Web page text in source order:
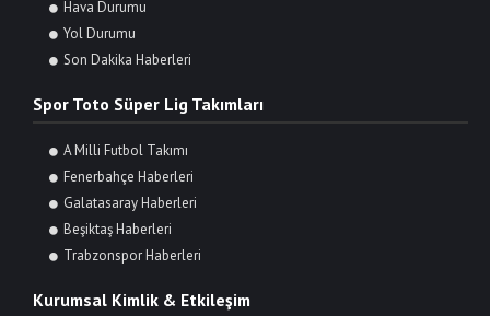
Hava Durumu
Yol Durumu
Son Dakika Haberleri
Spor Toto Süper Lig Takımları
A Milli Futbol Takımı
Fenerbahçe Haberleri
Galatasaray Haberleri
Beşiktaş Haberleri
Trabzonspor Haberleri
Kurumsal Kimlik & Etkileşim